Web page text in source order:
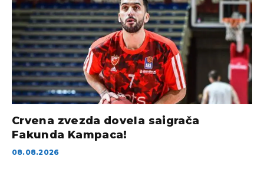
Crvena zvezda dovela saigrača
Fakunda Kampaca!
08.08.2026